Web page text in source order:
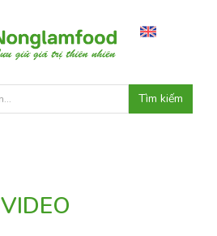
Tìm kiếm
VIDEO